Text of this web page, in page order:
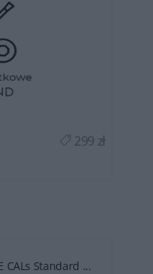
299 zł
CALs Standard ...